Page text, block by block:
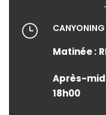
Matinée :
Après-
18h00